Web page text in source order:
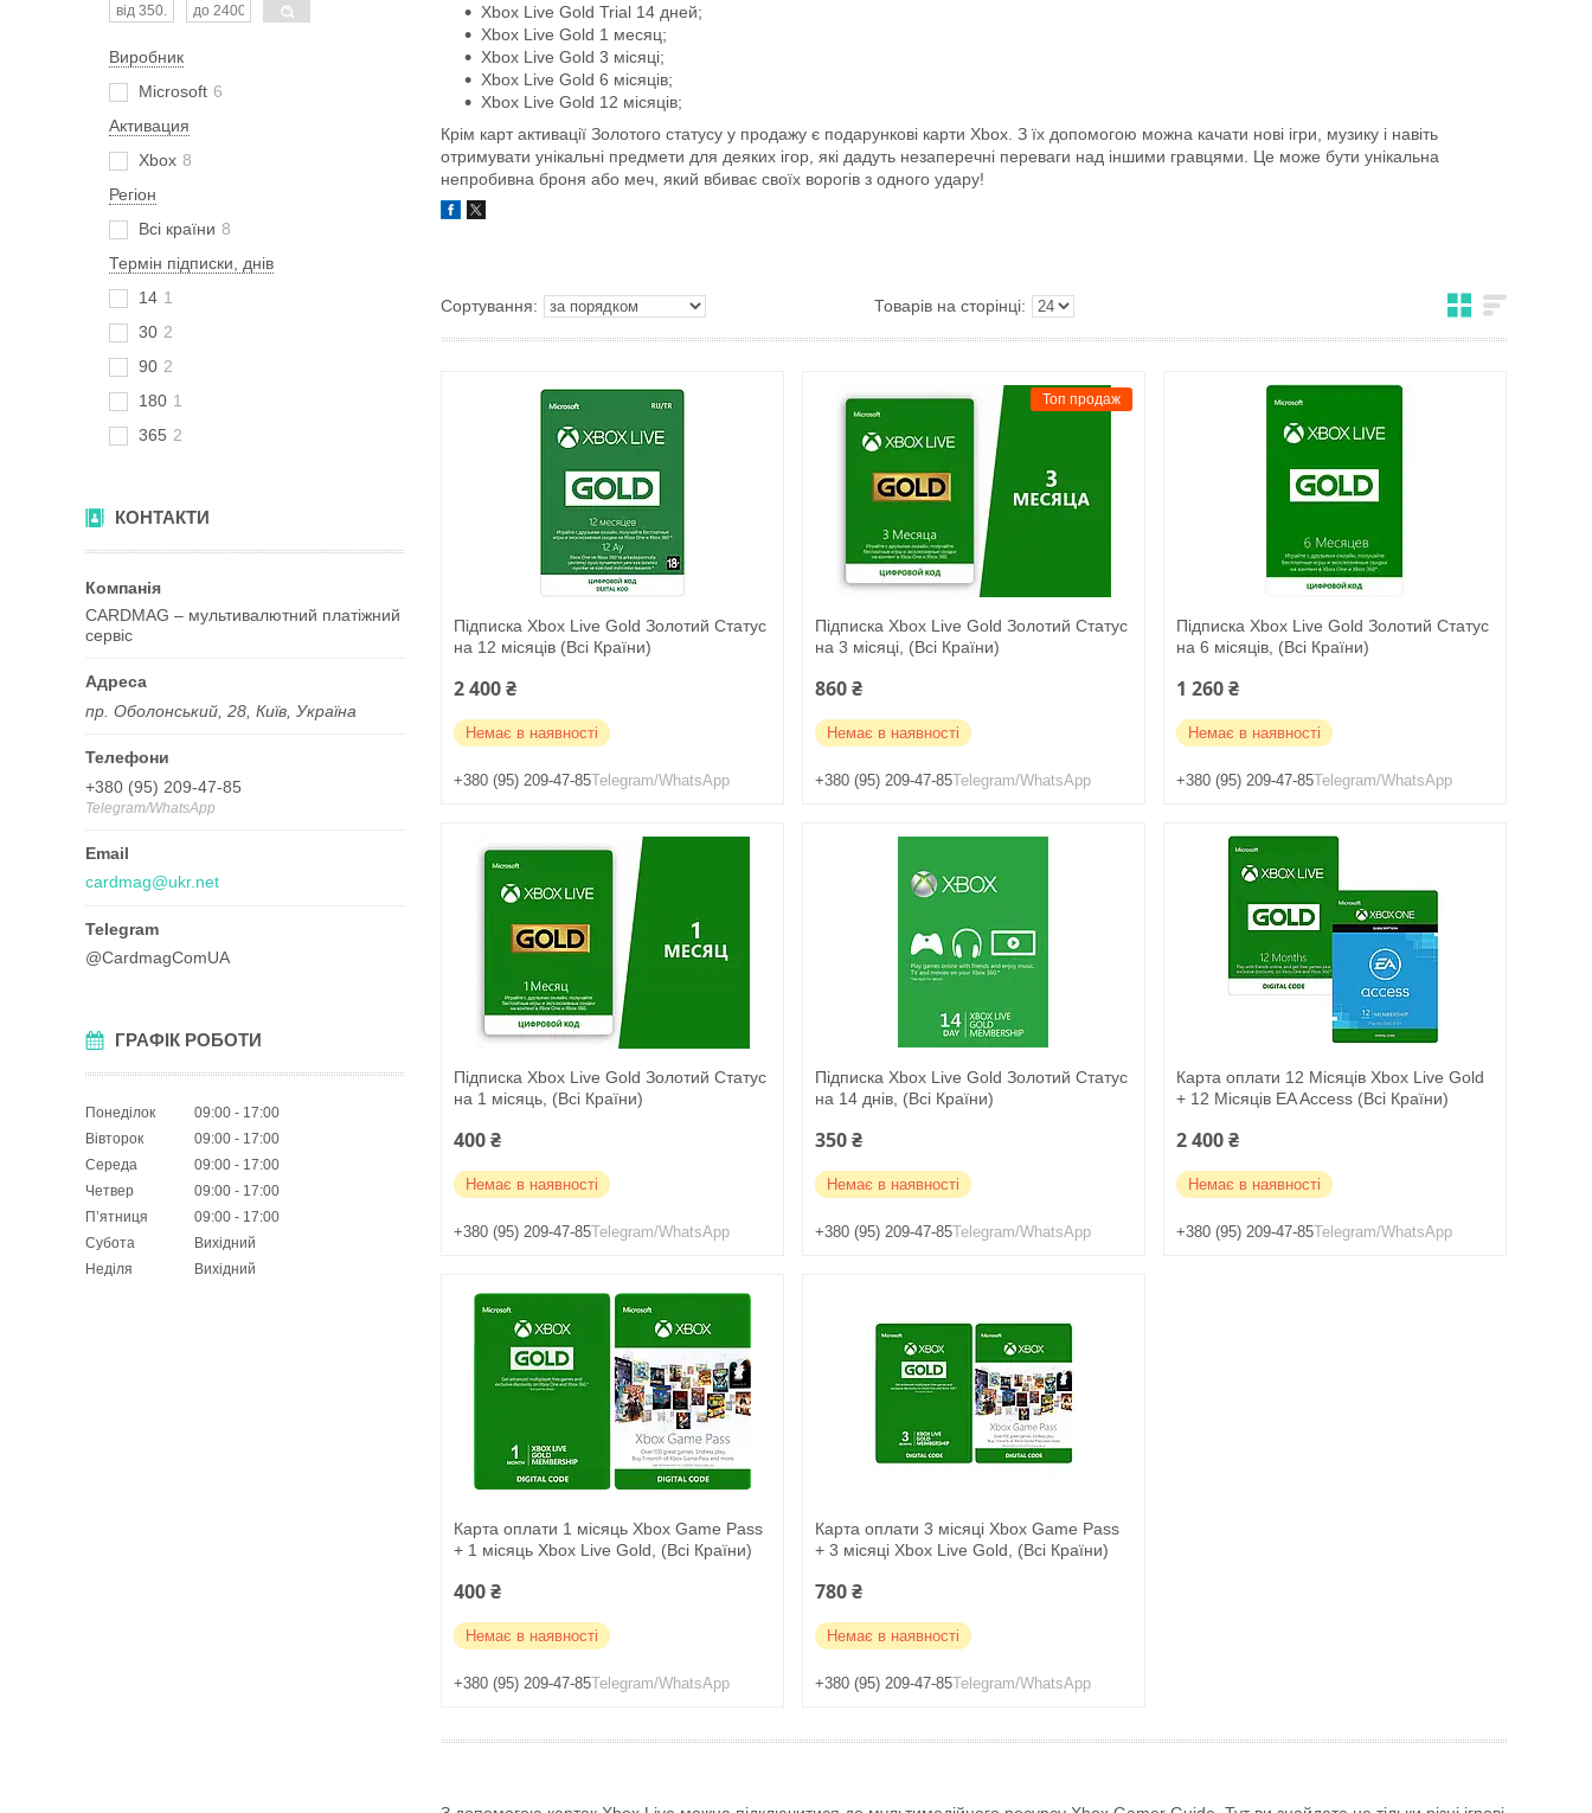
Виробник
Microsoft 6
Активация
Xbox 8
Регіон
Всі країни 8
Термін підписки, днів
14 1
30 2
90 2
180 1
365 2
КОНТАКТИ
CARDMAG – мультивалютний платіжний
сервіс
пр. Оболонський, 28, Київ, Україна
+380 (95) 209-47-85
Telegram/WhatsApp
cardmag@ukr.net
@CardmagComUA
ГРАФІК РОБОТИ
Понеділок 09:00
17:00
Вівторок
09:00
17:00
Середа
09:00
17:00
Четвер
09:00
17:00
Пʼятниця
09:00
17:00
Субота
Вихідний
Неділя
Вихідний
Xbox Live Gold Trial 14 дней;
Xbox Live Gold 1 месяц;
Xbox Live Gold 3 місяці;
Xbox Live Gold 6 місяців;
Xbox Live Gold 12 місяців;
Крім карт активації Золотого статусу у продажу є подарункові карти Xbox. З їх допомогою можна качати нові ігри, музику і навіть
отримувати унікальні предмети для деяких ігор, які дадуть незаперечні переваги над іншими гравцями. Це може бути унікальна
непробивна броня або меч, який вбиває своїх ворогів з одного удару!
Підписка Xbox Live Gold Золотий Статус
на 12 місяців (Всі Країни)
2 400 ₴
Немає в наявності
+380 (95) 209-47-85Telegram/WhatsApp
Топ продаж
Підписка Xbox Live Gold Золотий Статус
на 3 місяці, (Всі Країни)
860 ₴
Немає в наявності
+380 (95) 209-47-85Telegram/WhatsApp
Підписка Xbox Live Gold Золотий Статус
на 6 місяців, (Всі Країни)
1 260 ₴
Немає в наявності
+380 (95) 209-47-85Telegram/WhatsApp
Підписка Xbox Live Gold Золотий Статус
на 1 місяць, (Всі Країни)
400 ₴
Немає в наявності
+380 (95) 209-47-85Telegram/WhatsApp
Підписка Xbox Live Gold Золотий Статус
на 14 днів, (Всі Країни)
350 ₴
Немає в наявності
+380 (95) 209-47-85Telegram/WhatsApp
Карта оплати 12 Місяців Xbox Live Gold
+ 12 Місяців EA Access (Всі Країни)
2 400 ₴
Немає в наявності
+380 (95) 209-47-85Telegram/WhatsApp
Карта оплати 1 місяць Xbox Game Pass
+ 1 місяць Xbox Live Gold, (Всі Країни)
400 ₴
Немає в наявності
+380 (95) 209-47-85Telegram/WhatsApp
Карта оплати 3 місяці Xbox Game Pass
+ 3 місяці Xbox Live Gold, (Всі Країни)
780 ₴
Немає в наявності
+380 (95) 209-47-85Telegram/WhatsApp